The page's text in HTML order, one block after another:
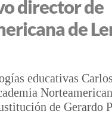
director de
de
educativas
de Gerardo